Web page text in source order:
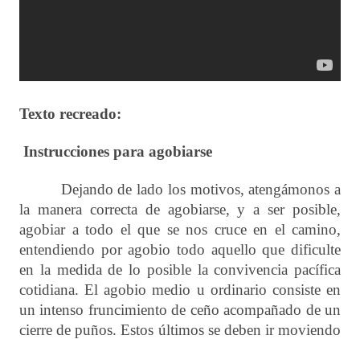
Texto recreado:
Instrucciones para agobiarse
Dejando de lado los motivos, atengámonos a
la manera correcta de agobiarse, y a ser posible,
agobiar a todo el que se nos cruce en el camino,
entendiendo por agobio todo aquello que dificulte
en la medida de lo posible la convivencia pacífica
cotidiana. El agobio medio u ordinario consiste en
un intenso fruncimiento de ceño acompañado de un
cierre de puños. Estos últimos se deben ir moviendo